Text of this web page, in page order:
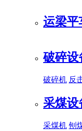
运梁平
破碎设
破碎机 反
采煤设
采煤机 刨